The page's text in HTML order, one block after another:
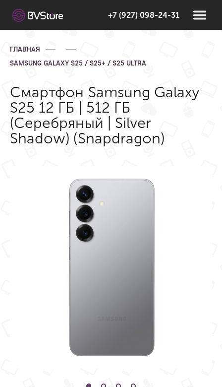
+7 (927) 098-24-31
ГЛАВНАЯ
SAMSUNG GALAXY S25 / S25+ / S25 ULTRA
Смартфон Samsung Galaxy
S25 12 ГБ | 512 ГБ
(Cеребряный | Silver
Shadow) (Snapdragon)